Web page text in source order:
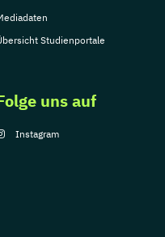
Studienportale
uns auf
Instagram